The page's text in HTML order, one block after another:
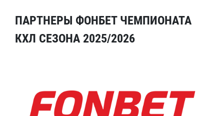
ПАРТНЕРЫ ФОНБЕТ ЧЕМПИОНАТА
КХЛ СЕЗОНА 2025/2026